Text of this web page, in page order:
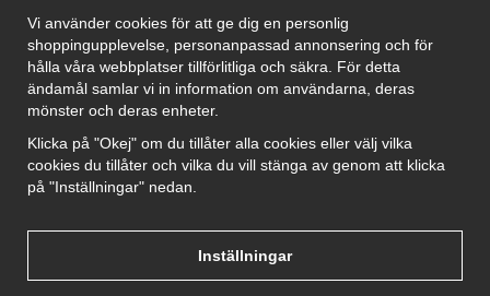
Navigation
Hur beställer jag
Gör Det Själv Paket
Montera dragkrok
SUPPORT
Villkor
Vi använder cookies för att ge dig en personlig
shoppingupplevelse, personanpassad annonsering och för
hålla våra webbplatser tillförlitliga och säkra. För detta
ändamål samlar vi in information om användarna, deras
mönster och deras enheter.
Klicka på "Okej" om du tillåter alla cookies eller välj vilka
cookies du tillåter och vilka du vill stänga av genom att klicka
på "Inställningar" nedan.
Inställningar